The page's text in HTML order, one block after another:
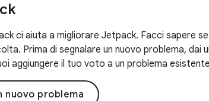
ci aiuta a migliorare Jetpack. Facci sapere
Prima di segnalare un nuovo problema, dai
aggiungere il tuo voto a un problema
nuovo problema